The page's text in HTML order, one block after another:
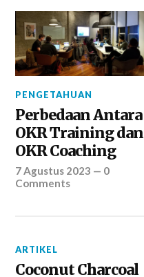
PENGETAHUAN
Perbedaan Antara
OKR Training dan
OKR Coaching
7 Agustus 2023 — 0
Comments
ARTIKEL
Coconut Charcoal